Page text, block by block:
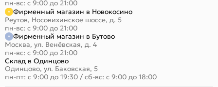
пн-вс: с 9:00 до 21:00
Фирменный магазин в Новокосино
Реутов, Носовихинское шоссе, д. 5
пн-вс: с 9:00 до 21:00
Фирменный магазин в Бутово
Москва, ул. Венёвская, д. 4
пн-вс: с 9:00 до 21:00
Склад в Одинцово
Одинцово, ул. Баковская, 5
пн-пт: с 9:00 до 19:30 / сб-вс: с 9:00 до 18:00